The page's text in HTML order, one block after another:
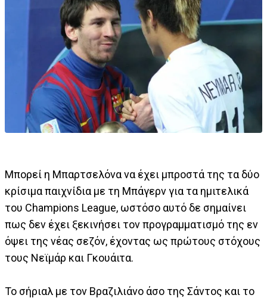
Μπορεί η Μπαρτσελόνα να έχει μπροστά της τα δύο
κρίσιμα παιχνίδια με τη Μπάγερν για τα ημιτελικά
του Champions League, ωστόσο αυτό δε σημαίνει
πως δεν έχει ξεκινήσει τον προγραμματισμό της εν
όψει της νέας σεζόν, έχοντας ως πρώτους στόχους
τους Νεϊμάρ και Γκουάιτα.
Το σήριαλ με τον Βραζιλιάνο άσο της Σάντος και το